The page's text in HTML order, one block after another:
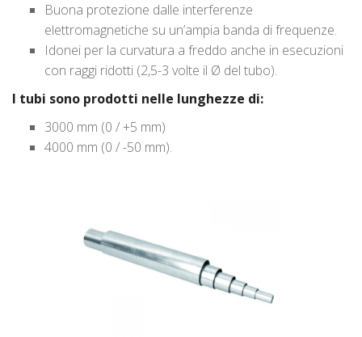
Buona protezione dalle interferenze
elettromagnetiche su un’ampia banda di frequenze.
Idonei per la curvatura a freddo anche in esecuzioni
con raggi ridotti (2,5-3 volte il Ø del tubo).
I tubi sono prodotti nelle lunghezze di:
3000 mm (0 / +5 mm)
4000 mm (0 / -50 mm).